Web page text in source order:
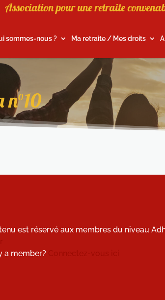
Association pour une retraite
sommes-nous ? Ma retraite / Mes droits
n°10
est réservé aux membres du niveau
a member?